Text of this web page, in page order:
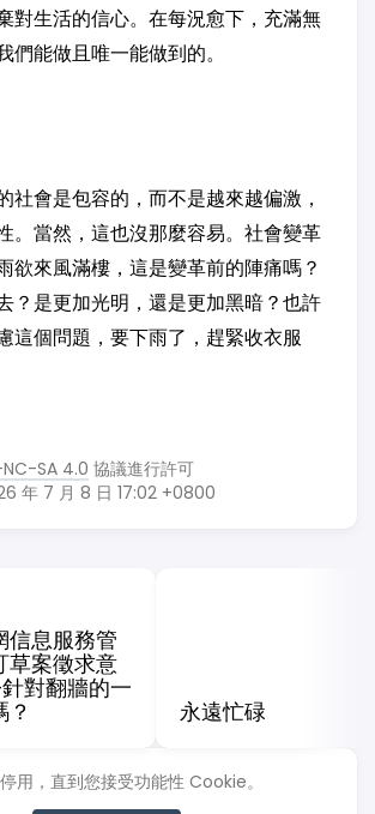
對生活的信心。在每況愈下，充滿無
們能做且唯一能做到的。
社會是包容的，而不是越來越偏激，
。當然，這也沒那麼容易。社會變革
欲來風滿樓，這是變革前的陣痛嗎？
？是更加光明，還是更加黑暗？也許
這個問題，要下雨了，趕緊收衣服
SA 4.0 協議進行許可
年 7 月 8 日 17:02 +0800
信息服務管
草案徵求意
對翻牆的一
永遠忙碌
用，直到您接受功能性 Cookie。